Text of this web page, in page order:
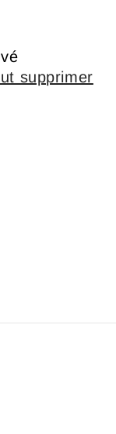
supprimer